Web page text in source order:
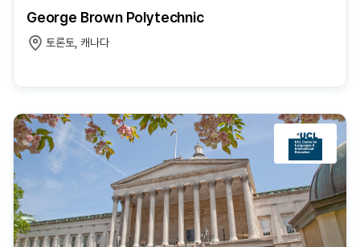
George Brown Polytechnic
토론토, 캐나다